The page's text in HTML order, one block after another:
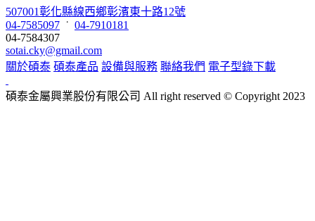
507001彰化縣線西鄉彰濱東十路12號
04-7585097 ˙ 04-7910181
04-7584307
sotai.cky@gmail.com
關於碩泰 碩泰產品 設備與服務 聯絡我們 電子型錄下載
碩泰金屬興業股份有限公司 All right reserved © Copyright 2023